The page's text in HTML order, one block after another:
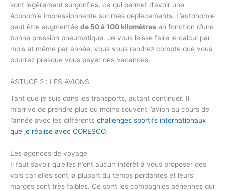
sont légèrement surgonflés, ce qui permet d’avoir une
économie impressionnante sur mes déplacements. L’autonomie
peut être augmentée de 50 à 100 kilomètres en fonction d’une
bonne pression pneumatique. Je vous laisse faire le calcul par
mois et même par année, vous vous rendrez compte que vous
pourrez presque vous payer des vacances.
ASTUCE 2 : LES AVIONS
Tant que je suis dans les transports, autant continuer. Il
m’arrive de prendre plus ou moins souvent l’avion au cours de
l’année avec les différents challenges sportifs internationaux
que je réalise avec CORESCO.
Les agences de voyage
Il faut savoir qu’elles n’ont aucun intérêt à vous proposer des
vols car elles sont la plupart du temps perdantes et leurs
marges sont très faibles. Ce sont les compagnies aériennes qui